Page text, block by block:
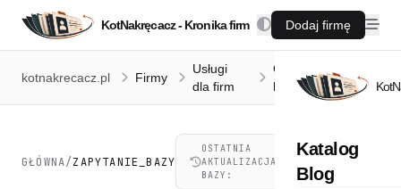
KotNakręcacz - Kronika firm Dodaj firmę
Katalog
Blog
kotnakrecacz.pl Firmy
Usługi
dla firm
Gastronomia i
hotelarstwo
GŁÓWNA/ZAPYTANIE_BAZY
OSTATNIA
AKTUALIZACJA
BAZY:
10.08.2026,
07:53